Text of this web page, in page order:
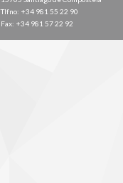
Tlfno: +34 981 55 22 90
Fax: +34 981 57 22 92